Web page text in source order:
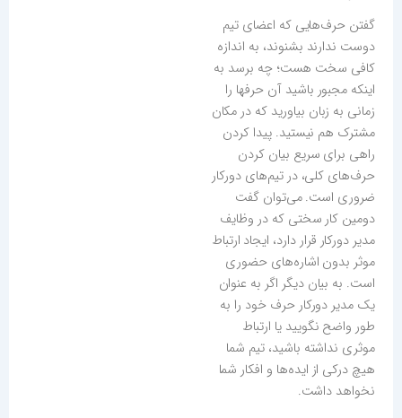
گفتن حرف‌هایی که اعضای تیم
دوست ندارند بشنوند، به اندازه
کافی سخت هست؛ چه برسد به
اینکه مجبور باشید آن حرفها را
زمانی به زبان بیاورید که در مکان
مشترک هم نیستید. پیدا کردن
راهی برای سریع بیان کردن
حرف‌های کلی، در تیم‌های دورکار
ضروری است. می‌توان گفت
دومین کار سختی که در وظایف
مدیر دورکار قرار دارد، ایجاد ارتباط
موثر بدون اشاره‌های حضوری
است. به بیان دیگر اگر به عنوان
یک مدیر دورکار حرف خود را به
طور واضح نگویید یا ارتباط
موثری نداشته باشید، تیم شما
هیچ درکی از ایده‌ها و افکار شما
نخواهد داشت.